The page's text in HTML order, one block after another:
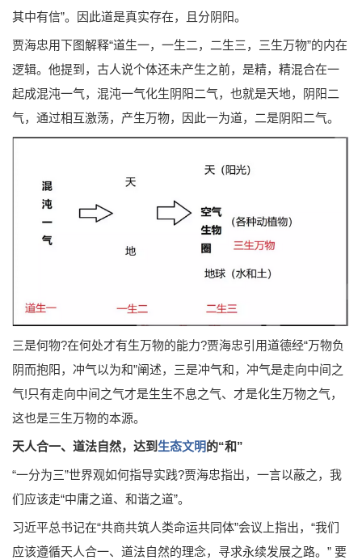
其中有信”。因此道是真实存在，且分阴阳。
贾海忠用下图解释“道生一，一生二，二生三，三生万物”的内在
逻辑。他提到，古人说个体还未产生之前，是精，精混合在一
起成混沌一气，混沌一气化生阴阳二气，也就是天地，阴阳二
气，通过相互激荡，产生万物，因此一为道，二是阴阳二气。
三是何物?在何处才有生万物的能力?贾海忠引用道德经“万物负
阴而抱阳，冲气以为和”阐述，三是冲气和，冲气是走向中间之
气!只有走向中间之气才是生生不息之气、才是化生万物之气，
这也是三生万物的本源。
天人合一、道法自然，达到 生态文明的“和”
“一分为三”世界观如何指导实践?贾海忠指出，一言以蔽之，我
们应该走“中庸之道、和谐之道”。
习近平总书记在“共商共筑人类命运共同体”会议上指出，“我们
应该遵循天人合一、道法自然的理念，寻求永续发展之路。” 要